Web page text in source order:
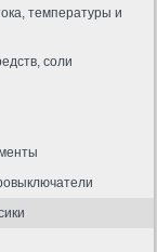
температуры и
соли